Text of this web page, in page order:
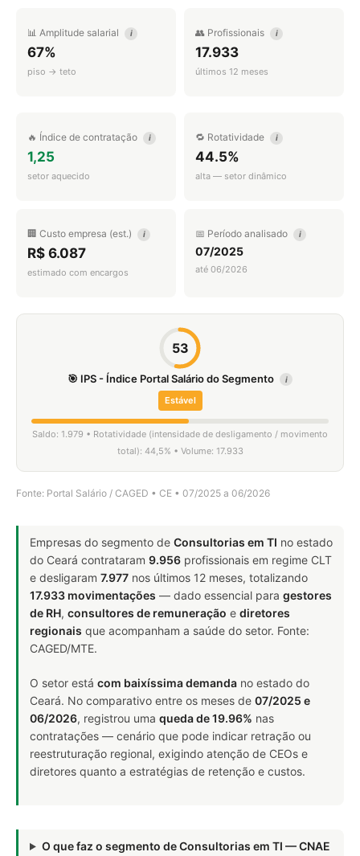
📊 Amplitude salarial i
67%
piso → teto
👥 Profissionais i
17.933
últimos 12 meses
🔥 Índice de contratação i
1,25
setor aquecido
🔁 Rotatividade i
44.5%
alta — setor dinâmico
🏢 Custo empresa (est.) i
R$ 6.087
estimado com encargos
📅 Período analisado i
07/2025
até 06/2026
53
🎯 IPS - Índice Portal Salário do Segmento i
Estável
Saldo: 1.979 • Rotatividade (intensidade de desligamento / movimento
total): 44,5% • Volume: 17.933
Fonte: Portal Salário / CAGED • CE • 07/2025 a 06/2026
Empresas do segmento de Consultorias em TI no estado
do Ceará contrataram 9.956 profissionais em regime CLT
e desligaram 7.977 nos últimos 12 meses, totalizando
17.933 movimentações — dado essencial para gestores
de RH, consultores de remuneração e diretores
regionais que acompanham a saúde do setor. Fonte:
CAGED/MTE.
O setor está com baixíssima demanda no estado do
Ceará. No comparativo entre os meses de 07/2025 e
06/2026, registrou uma queda de 19.96% nas
contratações — cenário que pode indicar retração ou
reestruturação regional, exigindo atenção de CEOs e
diretores quanto a estratégias de retenção e custos.
O que faz o segmento de Consultorias em TI — CNAE